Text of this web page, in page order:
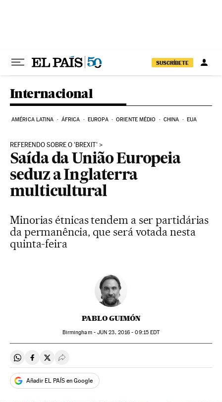
SUSCRÍBETE
Internacional
AMÉRICA LATINA ÁFRICA EUROPA ORIENTE MÉDIO CHINA EUA
REFERENDO SOBRE O 'BREXIT'
Saída da União Europeia
seduz a Inglaterra
multicultural
Minorias étnicas tendem a ser partidárias
da permanência, que será votada nesta
quinta-feira
PABLO GUIMÓN
Birmingham - JUN 23, 2016 - 09:15EDT
Compartir en Whatsapp
Compartir en Facebook
Compartir en Twitter
Desplegar Redes Sociales
Añadir EL PAÍS en Google